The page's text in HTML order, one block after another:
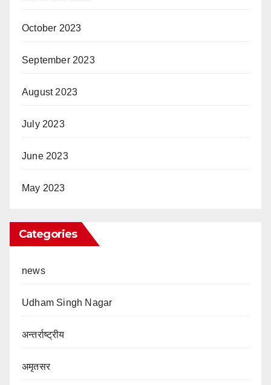
October 2023
September 2023
August 2023
July 2023
June 2023
May 2023
Categories
news
Udham Singh Nagar
अन्तर्राष्ट्रीय
अमृतसर